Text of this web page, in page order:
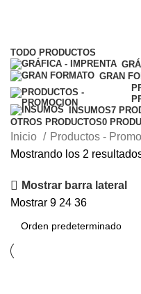
TODO PRODUCTOS
GRAN
INSUMOS7
OTROS PRODUCTOS0
Inicio Productos -
Mostrando los 2
Mostrar barra lateral
Mostrar 9 24 36